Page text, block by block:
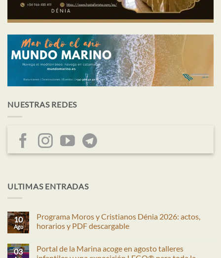
NUESTRAS REDES
ULTIMAS ENTRADAS
10
Ago
Programa Moros y Cristianos Dénia 2026: actos,
horarios y PDF descargable
comentarios
en
03
Portal de la Marina acoge en agosto talleres